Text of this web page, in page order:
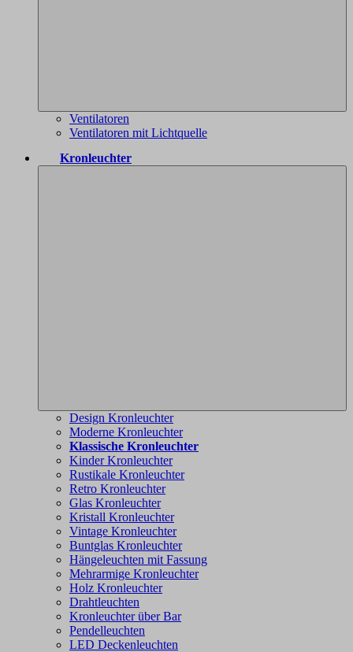
Ventilatoren
Ventilatoren mit Lichtquelle
Kronleuchter
Design Kronleuchter
Moderne Kronleuchter
Klassische Kronleuchter
Kinder Kronleuchter
Rustikale Kronleuchter
Retro Kronleuchter
Glas Kronleuchter
Kristall Kronleuchter
Vintage Kronleuchter
Buntglas Kronleuchter
Hängeleuchten mit Fassung
Mehrarmige Kronleuchter
Holz Kronleuchter
Drahtleuchten
Kronleuchter über Bar
Pendelleuchten
LED Deckenleuchten